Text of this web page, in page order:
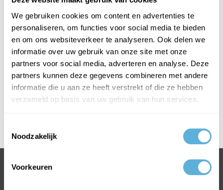
We gebruiken cookies om content en advertenties te
personaliseren, om functies voor social media te bieden
en om ons websiteverkeer te analyseren. Ook delen we
informatie over uw gebruik van onze site met onze
partners voor social media, adverteren en analyse. Deze
partners kunnen deze gegevens combineren met andere
informatie die u aan ze heeft verstrekt of die ze hebben
verzameld op basis van uw gebruik van hun services.
Noodzakelijk
Voorkeuren
Korting geldig op:
ZHR++ Zonwerend dubbel glas
Zonwerend serreglas - ZHR++ soorten
Actie geldig tot en met 30 juni 2023.
Kortingscode ZONACTIE23 invoeren in je winkelmandje - Let
op: Hoofdlettergevoelig
BEL +31318763900